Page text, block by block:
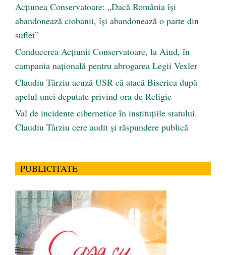
Acțiunea Conservatoare: „Dacă România își
abandonează ciobanii, își abandonează o parte din
suflet”
Conducerea Acțiunii Conservatoare, la Aiud, în
campania națională pentru abrogarea Legii Vexler
Claudiu Târziu acuză USR că atacă Biserica după
apelul unei deputate privind ora de Religie
Val de incidente cibernetice în instituțiile statului.
Claudiu Târziu cere audit și răspundere publică
PUBLICITATE